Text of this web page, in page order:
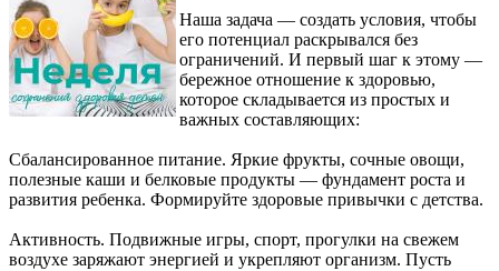
Наша задача — создать условия, чтобы
его потенциал раскрывался без
ограничений. И первый шаг к этому —
бережное отношение к здоровью,
которое складывается из простых и
важных составляющих:
Сбалансированное питание. Яркие фрукты, сочные овощи,
полезные каши и белковые продукты — фундамент роста и
развития ребенка. Формируйте здоровые привычки с детства.
Активность. Подвижные игры, спорт, прогулки на свежем
воздухе заряжают энергией и укрепляют организм. Пусть